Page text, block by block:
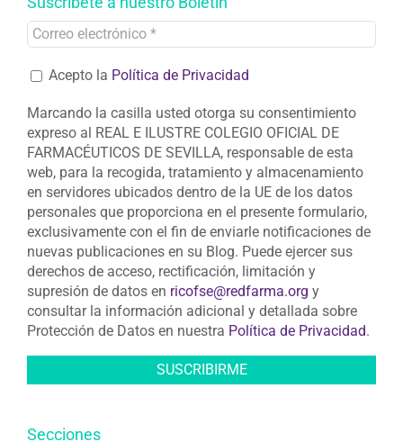
expreso al REAL E ILUSTRE COLEGIO OFICIAL DE
FARMACÉUTICOS DE SEVILLA, responsable de esta
web, para la recogida, tratamiento y almacenamiento
en servidores ubicados dentro de la UE de los datos
personales que proporciona en el presente formulario,
exclusivamente con el fin de enviarle notificaciones de
nuevas publicaciones en su Blog. Puede ejercer sus
derechos de acceso, rectificación, limitación y
supresión de datos enricofse@redfarma.org y
consultar la información adicional y detallada sobre
Protección de Datos en nuestraPolítica de Privacidad